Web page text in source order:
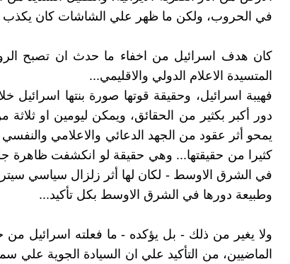
في الحروب، ولكن ما ظهر علي الشاشات كان يكذب
كان هدف اسرائيل من اخفاء ما حدث ان تصبح
المتسيدة الاعلام الدولي والاقليمي...
فهيبة اسرائيل، وحقيقة قوتها صورة بنتها اسرائيل
دور أكبر بكثير من الحقائق، ويمكن ليومين او ثلاثة
يمحو أثر عقود من الجهد الدعائي والاعلامي والنفسي
كثيرا من حقيقتها... وهي حقيقة لو انكشفت ظاهرة
في الشرق الاوسط - لكان لها أثر زلزال سياسي
وطبيعة دورها في الشرق الاوسط بكل تأكيد...
ولا يغير من ذلك - بل يؤكده - ما فعلته اسرائيل
الماضيين، من التأكيد علي ان السيادة الجوية علي